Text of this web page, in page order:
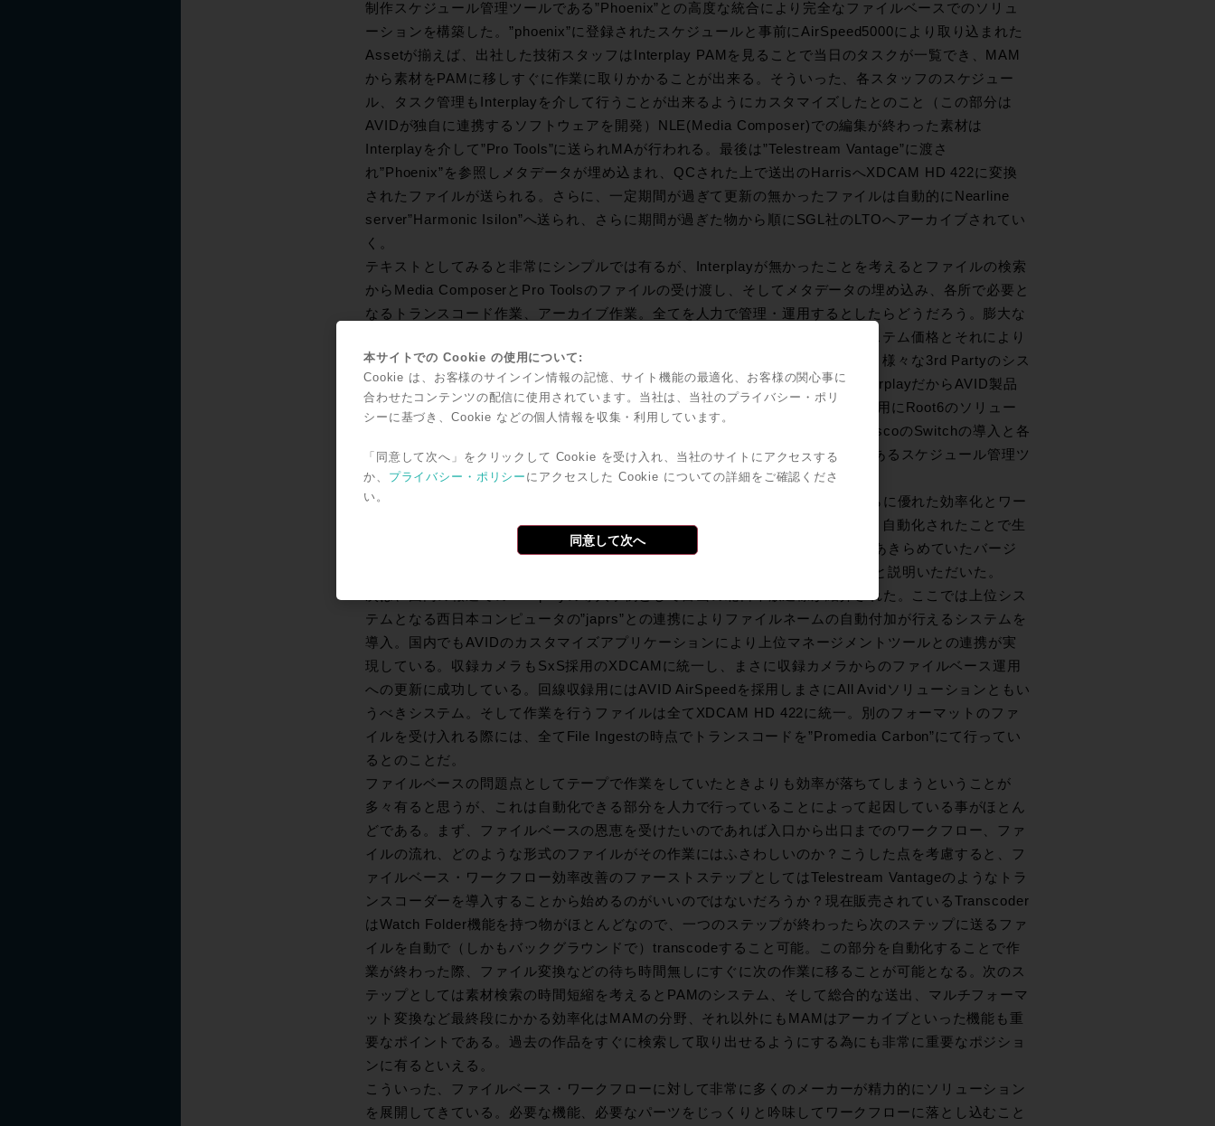
制作スケジュール管理ツールである”Phoenix”との高度な統合により完全なファイルベースでのソリュ
ーションを構築した。”phoenix”に登録されたスケジュールと事前にAirSpeed5000により取り込まれた
Assetが揃えば、出社した技術スタッフはInterplay PAMを見ることで当日のタスクが一覧でき、MAM
から素材をPAMに移しすぐに作業に取りかかることが出来る。そういった、各スタッフのスケジュー
ル、タスク管理もInterplayを介して行うことが出来るようにカスタマイズしたとのこと（この部分は
AVIDが独自に連携するソフトウェアを開発）NLE(Media Composer)での編集が終わった素材は
Interplayを介して”Pro Tools”に送られMAが行われる。最後は”Telestream Vantage”に渡さ
れ”Phoenix”を参照しメタデータが埋め込まれ、QCされた上で送出のHarrisへXDCAM HD 422に変換
されたファイルが送られる。さらに、一定期間が過ぎて更新の無かったファイルは自動的にNearline
server”Harmonic Isilon”へ送られ、さらに期間が過ぎた物から順にSGL社のLTOへアーカイブされてい
く。
テキストとしてみると非常にシンプルでは有るが、Interplayが無かったことを考えるとファイルの検索
からMedia ComposerとPro Toolsのファイルの受け渡し、そしてメタデータの埋め込み、各所で必要と
なるトランスコード作業、アーカイブ作業。全てを人力で管理・運用するとしたらどうだろう。膨大な
時間のロスと、それに伴う人件費がかかることは想像に難しくない。全体のシステム価格とそれにより
もたらされる環境は十分に対価に値する物だということが分かると思う。また、様々な3rd Partyのシス
テムが統合され全体のシステムが成立している部分にも注目いただきたい。InterplayだからAVID製品
しか使えないのではなく、Vantage,Isilon,SGLといった物の他にもRedのIngest用にRoot6のソリュー
ション、Interplayシステムの仮想化の為にgreen、高度なNetwork管理の為にCiscoのSwitchの導入と各
所に適材適所で3rd Party製品の利用がなされている。このシステムのキーでもあるスケジュール管理ツ
ール”Phoenix”ももちろん3rd Partyの製品である。
このようにInterplayよりさらに上位のマネジメントツールとの連携により、さらに優れた効率化とワー
クフローを手に入れることが可能だということがお分かりいただけたかと思う。自動化されたことで生
まれるEconomyな環境は、作品のクオリティーの向上、生産性の向上。今迄はあきらめていたバージ
ョンの”Promos”での制作実現といった目に見える形で恩恵が早くも生じていると説明いただいた。
次は、国内の報道でのInterplayの導入事例として富山の北日本放送様が紹介された。ここでは上位シス
テムとなる西日本コンピュータの”japrs”との連携によりファイルネームの自動付加が行えるシステムを
導入。国内でもAVIDのカスタマイズアプリケーションにより上位マネージメントツールとの連携が実
現している。収録カメラもSxS採用のXDCAMに統一し、まさに収録カメラからのファイルベース運用
への更新に成功している。回線収録用にはAVID AirSpeedを採用しまさにAll Avidソリューションともい
うべきシステム。そして作業を行うファイルは全てXDCAM HD 422に統一。別のフォーマットのファ
イルを受け入れる際には、全てFile Ingestの時点でトランスコードを”Promedia Carbon”にて行ってい
るとのことだ。
ファイルベースの問題点としてテープで作業をしていたときよりも効率が落ちてしまうということが
多々有ると思うが、これは自動化できる部分を人力で行っていることによって起因している事がほとん
どである。まず、ファイルベースの恩恵を受けたいのであれば入口から出口までのワークフロー、ファ
イルの流れ、どのような形式のファイルがその作業にはふさわしいのか？こうした点を考慮すると、フ
ァイルベース・ワークフロー効率改善のファーストステップとしてはTelestream Vantageのようなトラ
ンスコーダーを導入することから始めるのがいいのではないだろうか？現在販売されているTranscoder
はWatch Folder機能を持つ物がほとんどなので、一つのステップが終わったら次のステップに送るファ
イルを自動で（しかもバックグラウンドで）transcodeすること可能。この部分を自動化することで作
業が終わった際、ファイル変換などの待ち時間無しにすぐに次の作業に移ることが可能となる。次のス
テップとしては素材検索の時間短縮を考えるとPAMのシステム、そして総合的な送出、マルチフォーマ
ット変換など最終段にかかる効率化はMAMの分野、それ以外にもMAMはアーカイブといった機能も重
要なポイントである。過去の作品をすぐに検索して取り出せるようにする為にも非常に重要なポジショ
ンに有るといえる。
こういった、ファイルベース・ワークフローに対して非常に多くのメーカーが精力的にソリューション
を展開してきている。必要な機能、必要なパーツをじっくりと吟味してワークフローに落とし込むこと
本サイトでの Cookie の使用について:
Cookie は、お客様のサインイン情報の記憶、サイト機能の最適化、お客様の関心事に
合わせたコンテンツの配信に使用されています。当社は、当社のプライバシー・ポリ
シーに基づき、Cookie などの個人情報を収集・利用しています。
「同意して次へ」をクリックして Cookie を受け入れ、当社のサイトにアクセスする
か、 プライバシー・ポリシー にアクセスした Cookie についての詳細をご確認くださ
い。
同意して次へ